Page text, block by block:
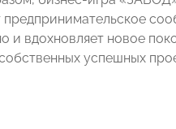
предпринимательское
и вдохновляет новое
успешных